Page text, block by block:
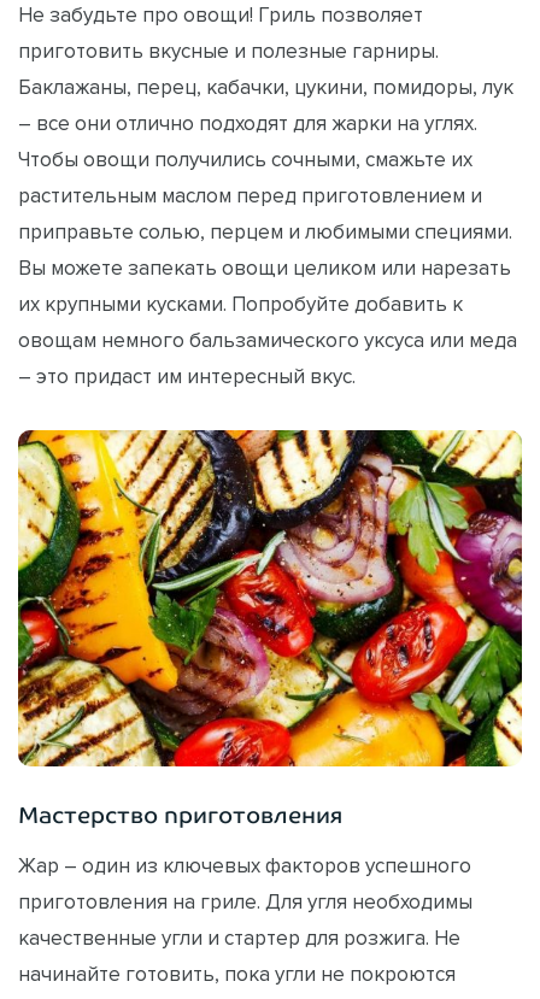
Не забудьте про овощи! Гриль позволяет
приготовить вкусные и полезные гарниры.
Баклажаны, перец, кабачки, цукини, помидоры, лук
– все они отлично подходят для жарки на углях.
Чтобы овощи получились сочными, смажьте их
растительным маслом перед приготовлением и
приправьте солью, перцем и любимыми специями.
Вы можете запекать овощи целиком или нарезать
их крупными кусками. Попробуйте добавить к
овощам немного бальзамического уксуса или меда
– это придаст им интересный вкус.
Мастерство приготовления
Жар – один из ключевых факторов успешного
приготовления на гриле. Для угля необходимы
качественные угли и стартер для розжига. Не
начинайте готовить, пока угли не покроются